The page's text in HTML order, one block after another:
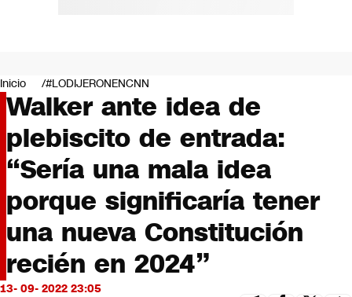
Negocios
Deportes
Programas completos
Cultura
Servicios
Bits
CNN tiempo
Futuro 360
Opinión
Inicio #LODIJERONENCNN
Walker ante idea de
plebiscito de entrada:
“Sería una mala idea
porque significaría tener
una nueva Constitución
recién en 2024”
13- 09- 2022 23:05